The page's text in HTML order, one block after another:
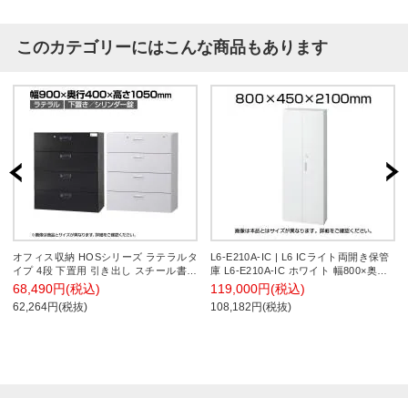
このカテゴリーにはこんな商品もあります
オフィス収納 HOSシリーズ ラテラルタ
イプ 4段 下置用 引き出し スチール書庫
幅900×奥行400×高さ1050mm スチール
キャビネット 書類整理 収納 【国産】
【完成品】
68,490円(税込)
62,264円(税抜)
L6-E210A-IC | L6 ICライト両開き保管
庫 L6-E210A-IC ホワイト 幅800×奥行
450×高さ2100mm プラス(PLUS)
119,000円(税込)
108,182円(税抜)